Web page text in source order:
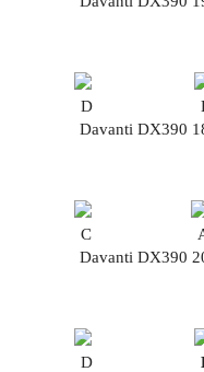
D
Davanti DX390
C
Davanti DX390
D